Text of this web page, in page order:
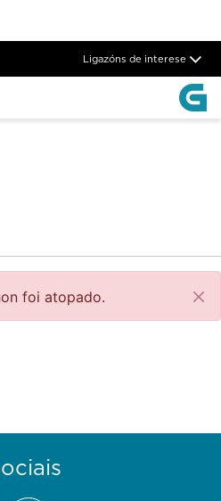
Ligazóns de interese
foi atopado.